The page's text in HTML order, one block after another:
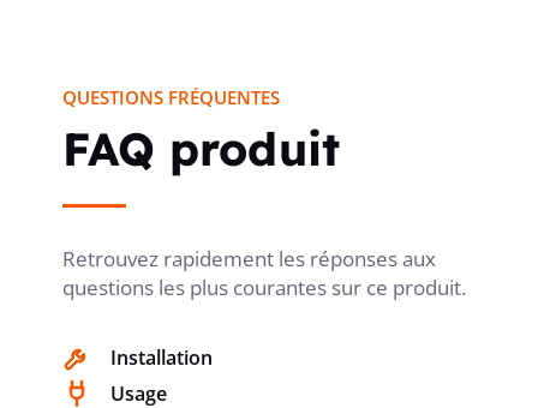
TRANSPARENT
MODE DE FIXATION Encliqueter
AVEC DÉCHARGE DE TRACTION
QUESTIONS FRÉQUENTES
FAQ produit
Retrouvez rapidement les réponses aux
questions les plus courantes sur ce produit.
Installation
Usage